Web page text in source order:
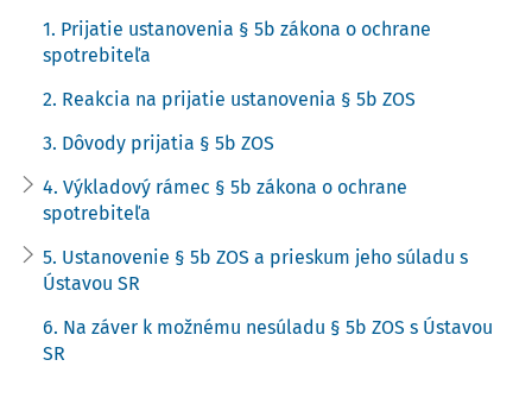
V rovine procesnej argumentácie a odbornej akademickej
tvorby možno poukázať aj na precízne procesne cielený
príspevok Števčeka 5)
, ktorý v spojení s aktuálnou
rozhodovacou činnosťou slovenských súdov konštatuje, že
ustanovenie § 5b ZOS je normou procesnej povahy.
3. Dôvody prijatia § 5b ZOS
V niekoľkoročnej praxi orgánov zameraných na ochranu
práv spotrebiteľov boli zaznamenané kvantitou
narastajúce problémy, ktoré boli avizované zo strany
1. Prijatie ustanovenia § 5b zákona o ochrane
spotrebiteľa
2. Reakcia na prijatie ustanovenia § 5b ZOS
3. Dôvody prijatia § 5b ZOS
4. Výkladový rámec § 5b zákona o ochrane
spotrebiteľa
5. Ustanovenie § 5b ZOS a prieskum jeho súladu s
Ústavou SR
6. Na záver k možnému nesúladu § 5b ZOS s Ústavou
SR